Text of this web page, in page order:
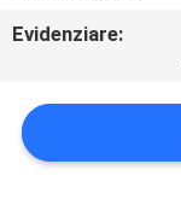
MAPPA
SITO
Evidenziare: